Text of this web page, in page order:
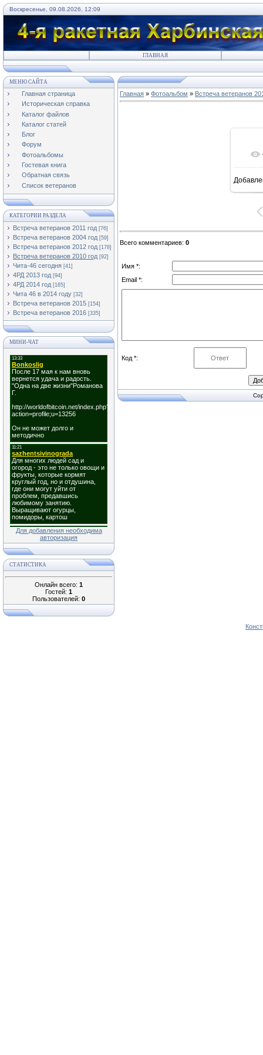
Воскресенье, 09.08.2026, 12:09
ГЛАВНАЯ
МЕНЮ САЙТА
Главная страница
Историческая справка
Каталог файлов
Каталог статей
Блог
Форум
Фотоальбомы
Гостевая книга
Обратная связь
Список ветеранов
КАТЕГОРИИ РАЗДЕЛА
Встреча ветеранов 2011 год [76]
Встреча ветеранов 2004 год [59]
Встреча ветеранов 2012 год [178]
Встреча ветеранов 2010 год [92]
Чита-46 сегодня [41]
4РД 2013 год [94]
4РД 2014 год [165]
Чита 46 в 2014 году [32]
Встреча ветеранов 2015 [154]
Встреча ветеранов 2016 [335]
МИНИ-ЧАТ
Для добавления необходима
авторизация
СТАТИСТИКА
Онлайн всего: 1
Гостей: 1
Пользователей: 0
Главная » Фотоальбом » Встреча ветеранов
Всего комментариев: 0
Имя *:
Email *:
Код *: